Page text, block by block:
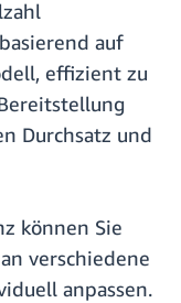
auf
effizient zu
Durchsatz und
können Sie
verschiedene
anpassen.